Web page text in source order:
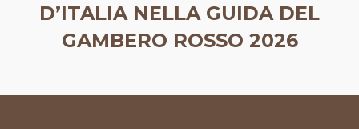
D’ITALIA NELLA GUIDA DEL
GAMBERO ROSSO 2026